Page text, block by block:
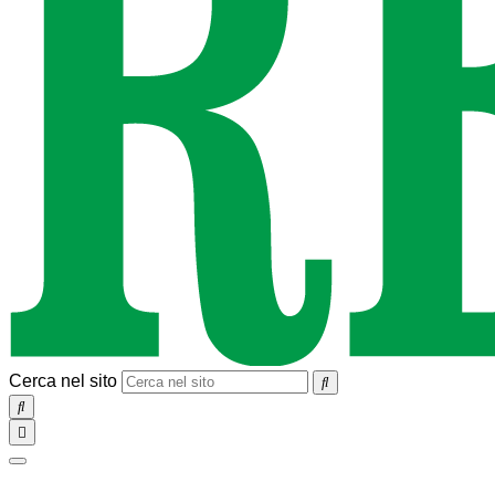
Cerca nel sito
SEARCH
Toggle
navigation
chiudi